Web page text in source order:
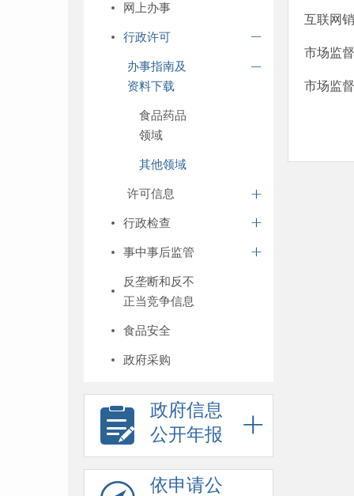
网上办事
行政许可
办事指南及
资料下载
食品药品
领域
其他领域
许可信息
行政检查
事中事后监管
反垄断和反不
正当竞争信息
食品安全
政府采购
政府信息
公开年报
依申请公
互联网
市场监
市场监